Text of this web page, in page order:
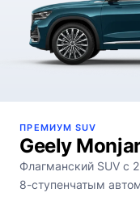
ПРЕМИУМ SUV
Geely
Флагманский SUV с
8-ступенчатым